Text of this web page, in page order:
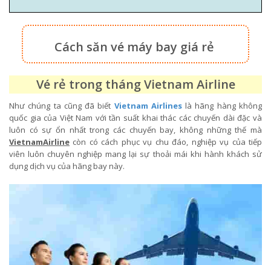
Cách săn vé máy bay giá rẻ
Vé rẻ trong tháng Vietnam Airline
Như chúng ta cũng đã biết Vietnam Airlineslà hãng hàng không
quốc gia của Việt Nam với tần suất khai thác các chuyến dài đặc và
luôn có sự ổn nhất trong các chuyến bay, không những thế mà
VietnamAirline còn có cách phục vụ chu đáo, nghiệp vụ của tiếp
viên luôn chuyên nghiệp mang lại sự thoải mái khi hành khách sử
dụng dịch vụ của hãng bay này.